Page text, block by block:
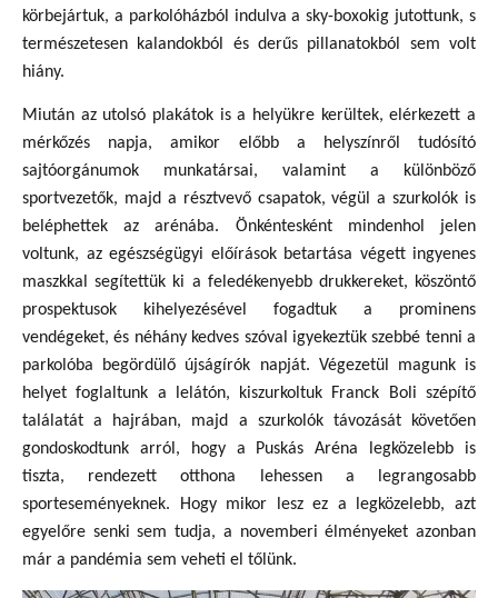
körbejártuk, a parkolóházból indulva a sky-boxokig jutottunk, s
természetesen kalandokból és derűs pillanatokból sem volt
hiány.
Miután az utolsó plakátok is a helyükre kerültek, elérkezett a
mérkőzés napja, amikor előbb a helyszínről tudósító
sajtóorgánumok munkatársai, valamint a különböző
sportvezetők, majd a résztvevő csapatok, végül a szurkolók is
beléphettek az arénába. Önkéntesként mindenhol jelen
voltunk, az egészségügyi előírások betartása végett ingyenes
maszkkal segítettük ki a feledékenyebb drukkereket, köszöntő
prospektusok kihelyezésével fogadtuk a prominens
vendégeket, és néhány kedves szóval igyekeztük szebbé tenni a
parkolóba begördülő újságírók napját. Végezetül magunk is
helyet foglaltunk a lelátón, kiszurkoltuk Franck Boli szépítő
találatát a hajrában, majd a szurkolók távozását követően
gondoskodtunk arról, hogy a Puskás Aréna legközelebb is
tiszta, rendezett otthona lehessen a legrangosabb
sporteseményeknek. Hogy mikor lesz ez a legközelebb, azt
egyelőre senki sem tudja, a novemberi élményeket azonban
már a pandémia sem veheti el tőlünk.